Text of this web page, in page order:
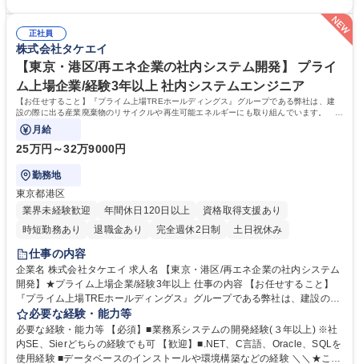
理】プライム上場/再エネ・リサイクル事業を展開
迎】■予算策定経験があれば優遇 ■協調性やコミュニケーション能力があ
る方■マルチタスクに抵抗がない方・学習意欲がある方■管理会計システム
導入など、業務改善に向けた施策にご興味をお持ちの方 学歴・資格 学
歴：大学院 大学 高専 短大 専修学校 高校 語学力： 資格：日商簿記検定2
級
正社員
株式会社タケエイ
【東京・港区/再エネ企業の社内システム開発】 プライ
ム上場企業/経験3年以上 社内システムエンジニア
【お任せすること】『プライム上場TREホールディングス』グループである弊社は、建
設の際に出る産業廃棄物のリサイクルや再生可能エネルギーにも取り組んでいます。 今
回は"社内基幹システム開発"をお任せ！
月給
25万円～32万9000円
勤務地
東京都港区
業界未経験歓迎
年間休日120日以上
資格取得支援あり
時短勤務あり
退職金あり 完全週休2日制 土日祝休み
仕事の内容
企業名 株式会社タケエイ 求人名 【東京・港区/再エネ企業の社内システム
開発】★プライム上場企業/経験3年以上 仕事の内容 【お任せすること】
『プライム上場TREホールディングス』グループである弊社は、建設の際
に出る産業廃棄物のリサイクルや再生可能エネルギーにも取り組んでいま
す。 今回は"社内基幹システム開発"をお任せ！ 【具体的には】■社内基幹
システム(ORALCE/.net)改修プロジェクト参画 ・要件定義/設計/テストの
各フェーズで開発ベンダと調整／PJ推進 ・移行、教育、受入テスト等の
必要な経験・能力等
必要な経験・能力等 【必須】■業務系システムの開発経験(３年以上) ※社
内SE、Sierどちらの経験でも可 【歓迎】■.NET、C言語、Oracle、SQLを
使用経験 ■データベースのインストールや環境構築などの経験 ＼＼★この